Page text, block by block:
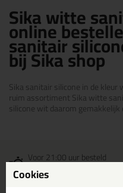
Sika witte
online
sanitair
bij Sika shop
Sika sanitair silicone in de kleur
ruim assortiment Sika witte
silicone wit daarom gemakkelijk
Voor 21:00 uur besteld
morgen in huis
Cookies